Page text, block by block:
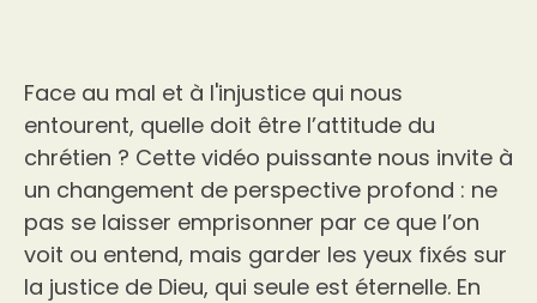
Face au mal et à l'injustice qui nous
entourent, quelle doit être l’attitude du
chrétien ? Cette vidéo puissante nous invite à
un changement de perspective profond : ne
pas se laisser emprisonner par ce que l’on
voit ou entend, mais garder les yeux fixés sur
la justice de Dieu, qui seule est éternelle. En